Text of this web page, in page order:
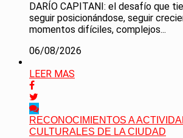
DARÍO CAPITANI: el desafío que
seguir posicionándose, seguir
momentos difíciles, complejos...
06/08/2026
LEER MAS
RECONOCIMIENTOS A
CULTURALES DE LA CIUDAD